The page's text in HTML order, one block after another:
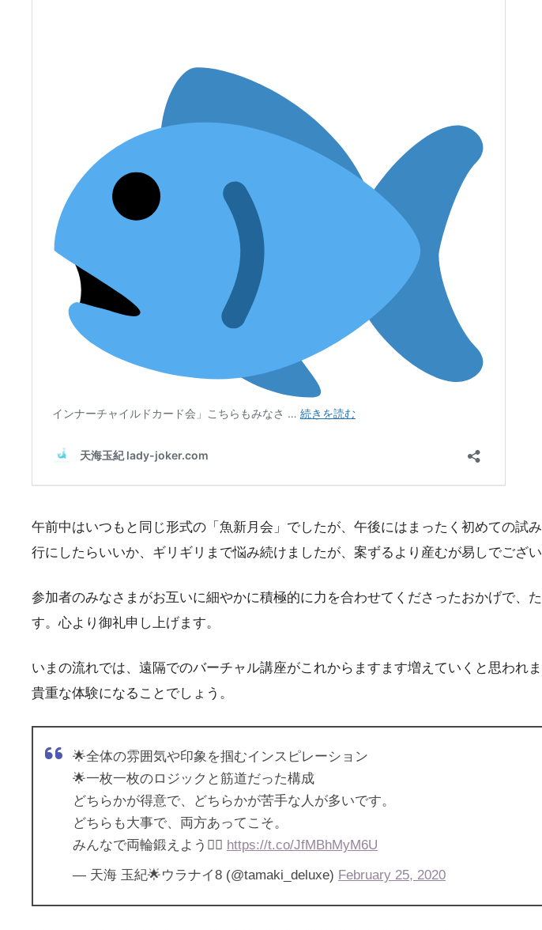
午前中はいつもと同じ形式の「魚新月会」でしたが、午後にはまったく初めての
行にしたらいいか、ギリギリまで悩み続けましたが、案ずるより産むが易しでござい
参加者のみなさまがお互いに細やかに積極的に力を合わせてくださったおかげで、
す。心より御礼申し上げます。
いまの流れでは、遠隔でのバーチャル講座がこれからますます増えていくと思わ
貴重な体験になることでしょう。
🌟全体の雰囲気や印象を掴むインスピレーション
🌟一枚一枚のロジックと筋道だった構成
どちらかが得意で、どちらかが苦手な人が多いです。
どちらも大事で、両方あってこそ。
みんなで両輪鍛えよう🚴‍♀️ https://t.co/JfMBhMyM6U
— 天海 玉紀🌟ウラナイ8 (@tamaki_deluxe) February 25, 2020